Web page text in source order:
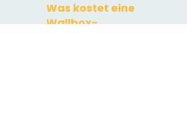
Was kostet eine
Wallbox-